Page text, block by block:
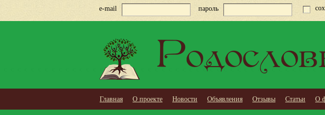
e-mail пароль
Главная О проекте Новости Объявления Отзывы Статьи О